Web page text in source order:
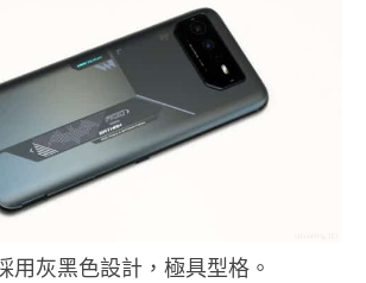
灰黑色設計，極具型格。